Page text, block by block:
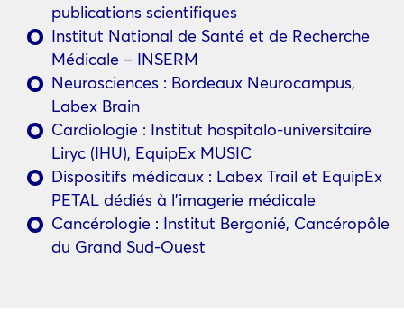
publications scientifiques
Institut National de Santé et de Recherche
Médicale – INSERM
Neurosciences : Bordeaux Neurocampus,
Labex Brain
Cardiologie : Institut hospitalo-universitaire
Liryc (IHU), EquipEx MUSIC
Dispositifs médicaux : Labex Trail et EquipEx
PETAL dédiés à l’imagerie médicale
Cancérologie : Institut Bergonié, Cancéropôle
du Grand Sud-Ouest